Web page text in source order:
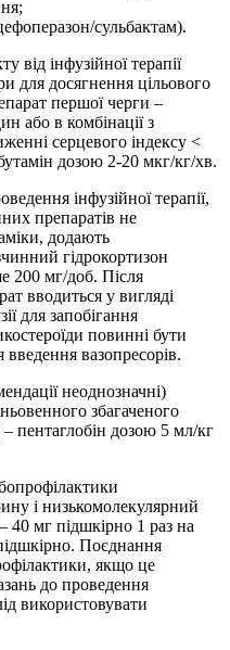
сульбактам).
від інфузійної терапії
для досягнення цільового
першої черги –
або в комбінації з
серцевого індексу <
дозою 2-20 мкг/кг/хв.
інфузійної терапії,
препаратів не
додають
гідрокортизон
200 мг/доб. Після
вводиться у вигляді
для запобігання
повинні бути
введення вазопресорів.
неоднозначні)
збагаченого
пентаглобін дозою 5 мл/кг
і низькомолекулярний
40 мг підшкірно 1 раз на
Поєднання
якщо це
до проведення
використовувати